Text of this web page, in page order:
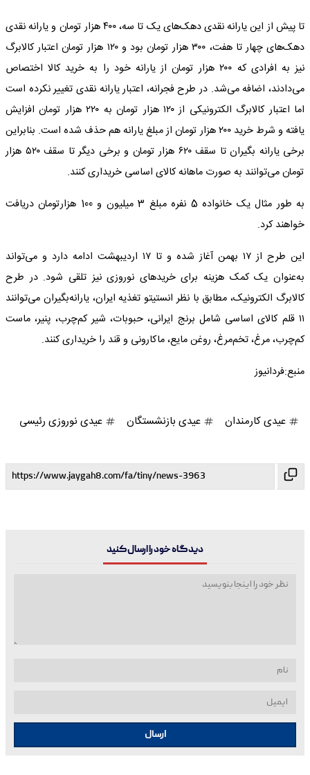
تا پیش از این یارانه نقدی دهک‌های یک تا سه، ۴۰۰ هزار تومان و یارانه نقدی
دهک‌های چهار تا هفت، ۳۰۰ هزار تومان بود و ۱۲۰ هزار تومان اعتبار کالابرگ
نیز به افرادی که ۲۰۰ هزار تومان از یارانه خود را به خرید کالا اختصاص
می‌دادند، اضافه می‌شد. در طرح فجرانه، اعتبار یارانه نقدی تغییر نکرده است
اما اعتبار کالابرگ الکترونیکی از ۱۲۰ هزار تومان به ۲۲۰ هزار تومان افزایش
یافته و شرط خرید ۲۰۰ هزار تومان از مبلغ یارانه هم حذف شده است. بنابراین
برخی یارانه بگیران تا سقف ۶۲۰ هزار تومان و برخی دیگر تا سقف ۵۲۰ هزار
تومان می‌توانند به صورت ماهانه کالای اساسی خریداری کنند.
به طور مثال یک خانواده 5 نفره مبلغ 3 میلیون و 100 هزارتومان دریافت
خواهند کرد.
این طرح از ۱۷ بهمن آغاز شده و تا ۱۷ اردیبهشت ادامه دارد و می‌تواند
به‌عنوان یک کمک هزینه برای خریدهای نوروزی نیز تلقی شود. در طرح
کالابرگ الکترونیک، مطابق با نظر انستیتو تغذیه ایران، یارانه‌بگیران می‌توانند
۱۱ قلم کالای اساسی شامل برنج ایرانی، حبوبات، شیر کم‌چرب، پنیر، ماست‌
کم‌چرب،‌ مرغ، تخم‌مرغ، روغن مایع، ماکارونی و قند را خریداری کنند.
منبع:فردانیوز
عیدی کارمندان عیدی بازنشستگان عیدی نوروزی رئیسی
دیدگاه خود را ارسال کنید
ارسال